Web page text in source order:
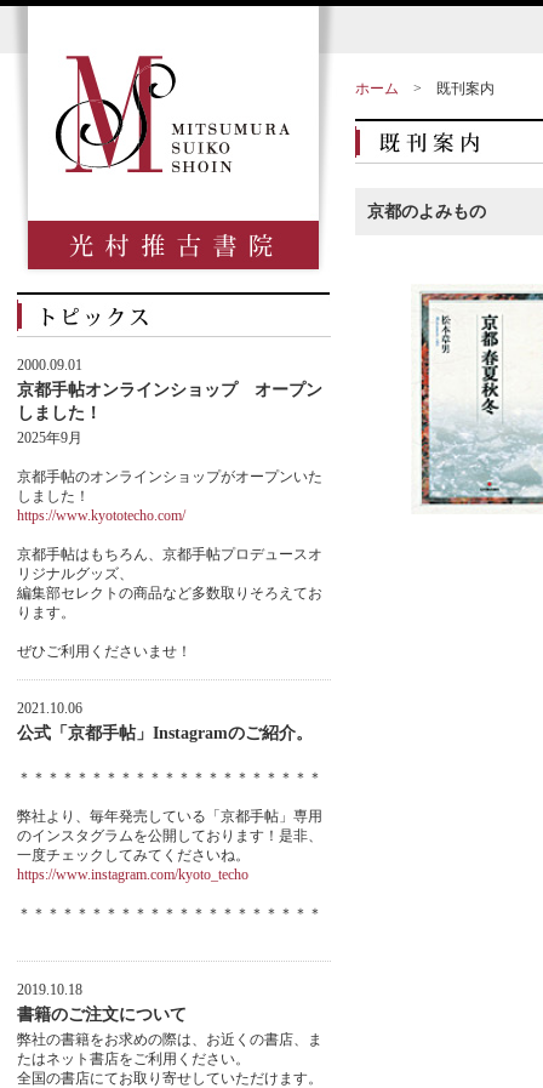
ホーム > 既刊案内
京都のよみもの
2000.09.01
京都手帖オンラインショップ オープン
しました！
2025年9月
京都手帖のオンラインショップがオープンいた
しました！
https://www.kyototecho.com/
京都手帖はもちろん、京都手帖プロデュースオ
リジナルグッズ、
編集部セレクトの商品など多数取りそろえてお
ります。
ぜひご利用くださいませ！
2021.10.06
公式「京都手帖」Instagramのご紹介。
＊＊＊＊＊＊＊＊＊＊＊＊＊＊＊＊＊＊＊＊＊
弊社より、毎年発売している「京都手帖」専用
のインスタグラムを公開しております！是非、
一度チェックしてみてくださいね。
https://www.instagram.com/kyoto_techo
＊＊＊＊＊＊＊＊＊＊＊＊＊＊＊＊＊＊＊＊＊
2019.10.18
書籍のご注文について
弊社の書籍をお求めの際は、お近くの書店、ま
たはネット書店をご利用ください。
全国の書店にてお取り寄せしていただけます。